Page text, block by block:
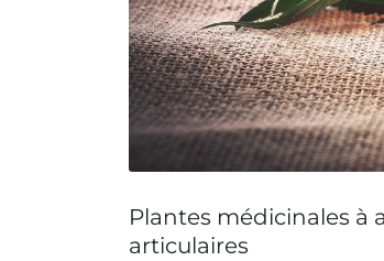
Plantes médicinales
articulaires